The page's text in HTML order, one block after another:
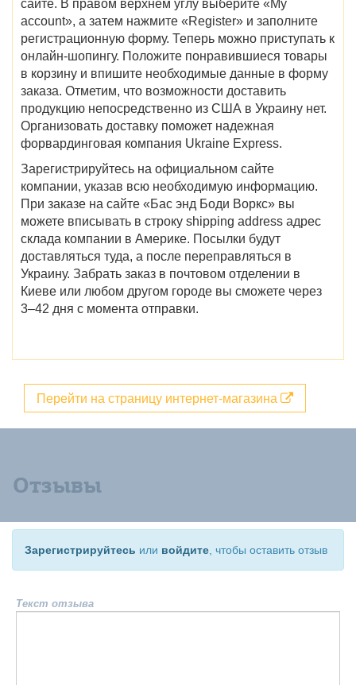
сайте. В правом верхнем углу выберите «My
account», а затем нажмите «Register» и заполните
регистрационную форму. Теперь можно приступать к
онлайн-шопингу. Положите понравившиеся товары
в корзину и впишите необходимые данные в форму
заказа. Отметим, что возможности доставить
продукцию непосредственно из США в Украину нет.
Организовать доставку поможет надежная
форвардинговая компания Ukraine Express.
Зарегистрируйтесь на официальном сайте
компании, указав всю необходимую информацию.
При заказе на сайте «Бас энд Боди Воркс» вы
можете вписывать в строку shipping address адрес
склада компании в Америке. Посылки будут
доставляться туда, а после переправляться в
Украину. Забрать заказ в почтовом отделении в
Киеве или любом другом городе вы сможете через
3–42 дня с момента отправки.
Перейти на страницу интернет-магазина
Отзывы
Зарегистрируйтесь или войдите , чтобы оставить отзыв
Текст отзыва